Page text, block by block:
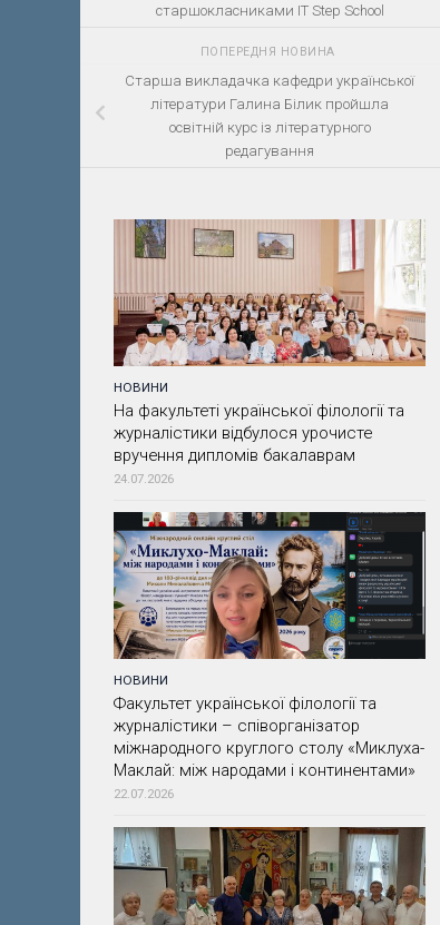
старшокласниками IT Step School
ПОПЕРЕДНЯ НОВИНА
Старша викладачка кафедри української
літератури Галина Білик пройшла
освітній курс із літературного
редагування
НОВИНИ
На факультеті української філології та
журналістики відбулося урочисте
вручення дипломів бакалаврам
24.07.2026
НОВИНИ
Факультет української філології та
журналістики – співорганізатор
міжнародного круглого столу «Миклуха-
Маклай: між народами і континентами»
22.07.2026